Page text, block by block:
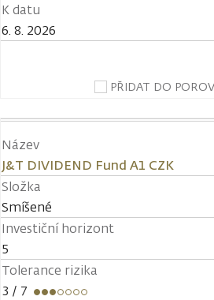
K datu
6. 8. 2026
PŘIDAT DO
Název
J&T DIVIDEND Fund A1 CZK
Složka
Smíšené
Investiční horizont
5
Tolerance rizika
3 / 7